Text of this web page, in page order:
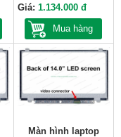
Giá: 1.134.000 đ
Mua hàng
Màn hình laptop